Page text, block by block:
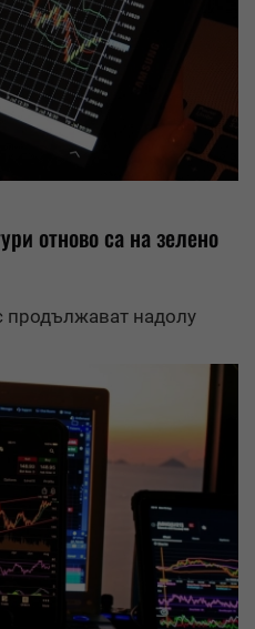
отново са на зелено
продължават надолу